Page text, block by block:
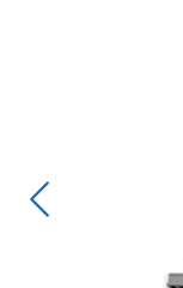
Edellinen